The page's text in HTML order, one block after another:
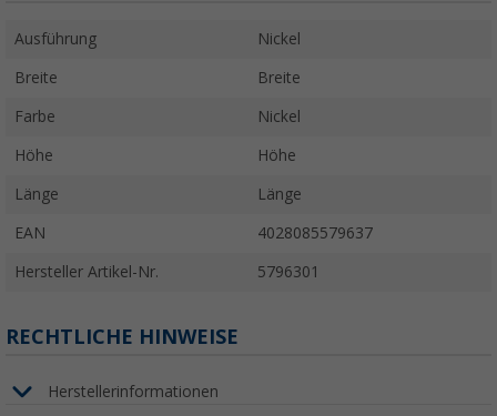
Ausführung Nickel
Breite Breite
Farbe Nickel
Höhe Höhe
Länge Länge
EAN 4028085579637
Hersteller Artikel-Nr. 5796301
RECHTLICHE HINWEISE
Herstellerinformationen